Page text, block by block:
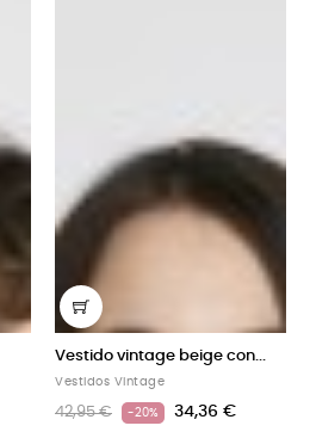
Vestido vintage beige con...
Vestidos Vintage
42,95 € -20% 34,36 €